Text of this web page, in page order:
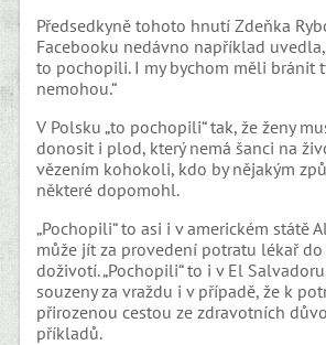
Předsedkyně tohoto hnutí Zdeňka
Facebooku nedávno například uvedla,
to pochopili. I my bychom měli bránit
nemohou.“
V Polsku „to pochopili“ tak, že ženy
donosit i plod, který nemá šanci na
vězením kohokoli, kdo by nějakým
některé dopomohl.
„Pochopili“ to asi i v americkém státě
může jít za provedení potratu lékař do
doživotí. „Pochopili“ to i v El
souzeny za vraždu i v případě, že k
přirozenou cestou ze zdravotních
příkladů.